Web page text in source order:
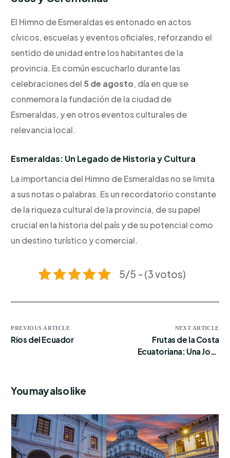
El Himno de Esmeraldas es entonado en actos
cívicos, escuelas y eventos oficiales, reforzando el
sentido de unidad entre los habitantes de la
provincia. Es común escucharlo durante las
celebraciones del 5 de agosto, día en que se
conmemora la fundación de la ciudad de
Esmeraldas, y en otros eventos culturales de
relevancia local.
Esmeraldas: Un Legado de Historia y Cultura
La importancia del Himno de Esmeraldas no se limita
a sus notas o palabras. Es un recordatorio constante
de la riqueza cultural de la provincia, de su papel
crucial en la historia del país y de su potencial como
un destino turístico y comercial.
5/5 - (3 votos)
PREVIOUS ARTICLE
Rios del Ecuador
NEXT ARTICLE
Frutas de la Costa
Ecuatoriana: Una Joya
You may also like